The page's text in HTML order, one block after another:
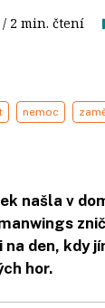
/ 2 min. čtení
nemoc
našla v
den, kdy
hor.